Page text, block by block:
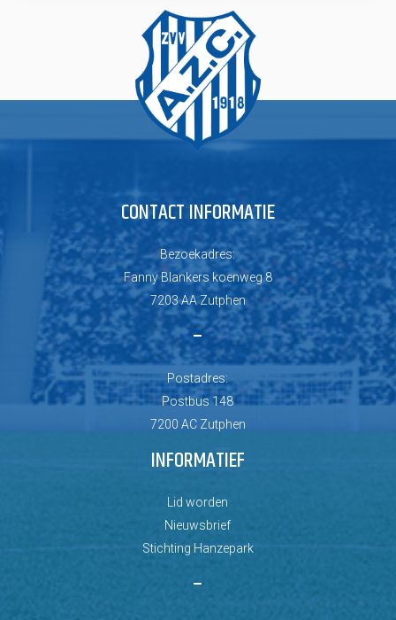
CONTACT INFORMATIE
Bezoekadres:
Fanny Blankers koenweg 8
7203 AA Zutphen
–
Postadres:
Postbus 148
7200 AC Zutphen
INFORMATIEF
Lid worden
Nieuwsbrief
Stichting Hanzepark
–